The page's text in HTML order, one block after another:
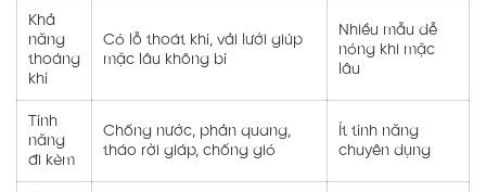
Khả
năng
thoáng
khí
Có lỗ thoát khí, vải lưới giúp
mặc lâu không bí
Nhiều mẫu dễ
nóng khi mặc
lâu
Tính
năng
đi kèm
Chống nước, phản quang,
tháo rời giáp, chống gió
Ít tính năng
chuyên dụng